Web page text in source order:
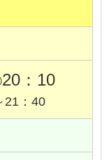
20：10
21：40